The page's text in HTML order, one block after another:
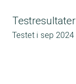
Testresultater
Testet i sep 2024